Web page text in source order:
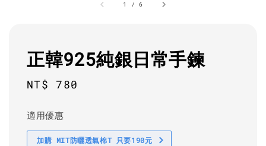
1 /6
正韓925純銀日常手鍊
Regular
NT$ 780
適用優惠
加購 MIT防曬透氣棉T 只要190元